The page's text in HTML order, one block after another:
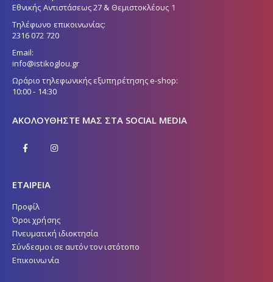
Εθνικής Αντιστάσεως 27 & Θεμιστοκλέους 1
Τηλέφωνο επικοινωνίας:
2316 072 720
Email:
info@istikoglou.gr
Ωράριο τηλεφωνικής εξυπηρέτησης e-shop:
10:00 - 14:30
ΑΚΟΛΟΥΘΉΣΤΕ ΜΑΣ ΣΤΑ SOCIAL MEDIA
ΕΤΑΙΡΕΙΑ
Προφίλ
Όροι χρήσης
Πνευματική ιδιοκτησία
Σύνδεσμοι σε αυτόν τον ιστότοπο
Επικοινωνία